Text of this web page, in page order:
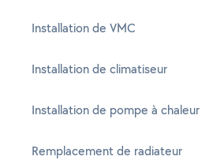
Installation de VMC
Installation de climatiseur
Installation de pompe à chaleur
Remplacement de radiateur